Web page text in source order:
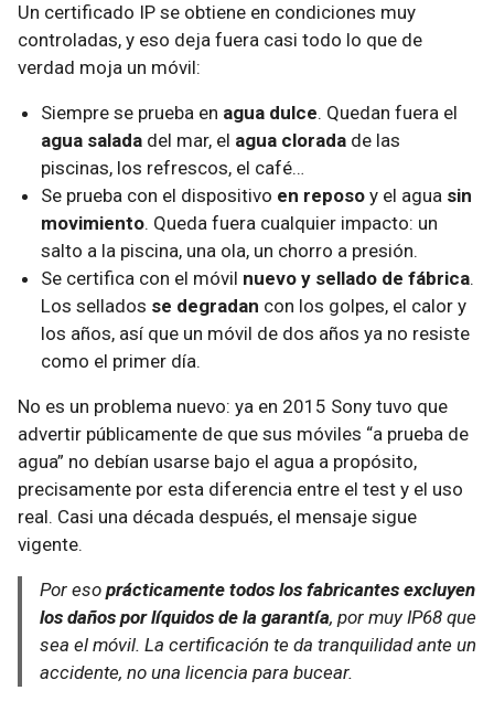
Un certificado IP se obtiene en condiciones muy
controladas, y eso deja fuera casi todo lo que de
verdad moja un móvil:
Siempre se prueba en agua dulce. Quedan fuera el
agua salada del mar, el agua clorada de las
piscinas, los refrescos, el café…
Se prueba con el dispositivo en reposo y el agua sin
movimiento. Queda fuera cualquier impacto: un
salto a la piscina, una ola, un chorro a presión.
Se certifica con el móvil nuevo y sellado de fábrica.
Los sellados se degradan con los golpes, el calor y
los años, así que un móvil de dos años ya no resiste
como el primer día.
No es un problema nuevo: ya en 2015 Sony tuvo que
advertir públicamente de que sus móviles “a prueba de
agua” no debían usarse bajo el agua a propósito,
precisamente por esta diferencia entre el test y el uso
real. Casi una década después, el mensaje sigue
vigente.
Por eso prácticamente todos los fabricantes excluyen
los daños por líquidos de la garantía, por muy IP68 que
sea el móvil. La certificación te da tranquilidad ante un
accidente, no una licencia para bucear.